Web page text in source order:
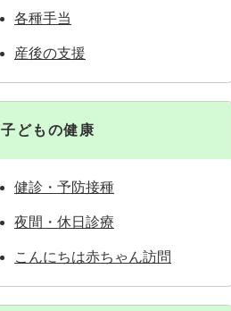
各種手当
産後の支援
子どもの健康
健診・予防接種
夜間・休日診療
こんにちは赤ちゃん訪問